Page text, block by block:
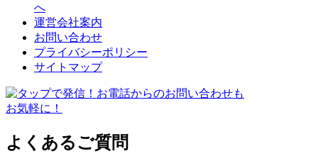
へ
運営会社案内
お問い合わせ
プライバシーポリシー
サイトマップ
よくあるご質問